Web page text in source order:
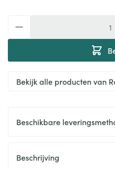
Bekijk alle producten van
Beschikbare
Beschrijving